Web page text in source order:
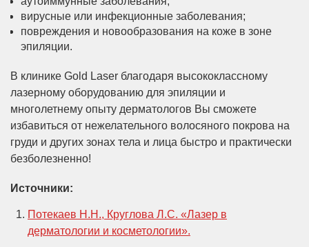
вирусные или инфекционные заболевания;
повреждения и новообразования на коже в зоне
эпиляции.
В клинике Gold Laser благодаря высококлассному
лазерному оборудованию для эпиляции и
многолетнему опыту дерматологов Вы сможете
избавиться от нежелательного волосяного покрова на
груди и других зонах тела и лица быстро и практически
безболезненно!
Источники:
Потекаев Н.Н., Круглова Л.С. «Лазер в
дерматологии и косметологии».